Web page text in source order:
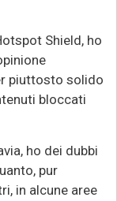
Shield, ho
piuttosto solido
bloccati
ho dei dubbi
pur
in alcune aree